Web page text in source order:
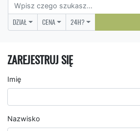
DZIAŁ CENA 24H?
ZAREJESTRUJ SIĘ
Imię
Nazwisko